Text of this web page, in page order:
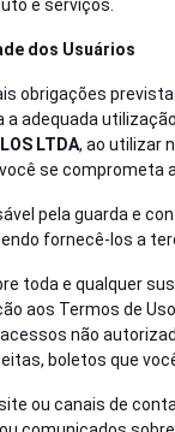
e serviços.
dos Usuários
obrigações
a adequada
LTDA, ao utilizar
se comprometa
pela guarda e
fornecê-los a
toda e qualquer
aos Termos de
não
boletos que
ou canais de